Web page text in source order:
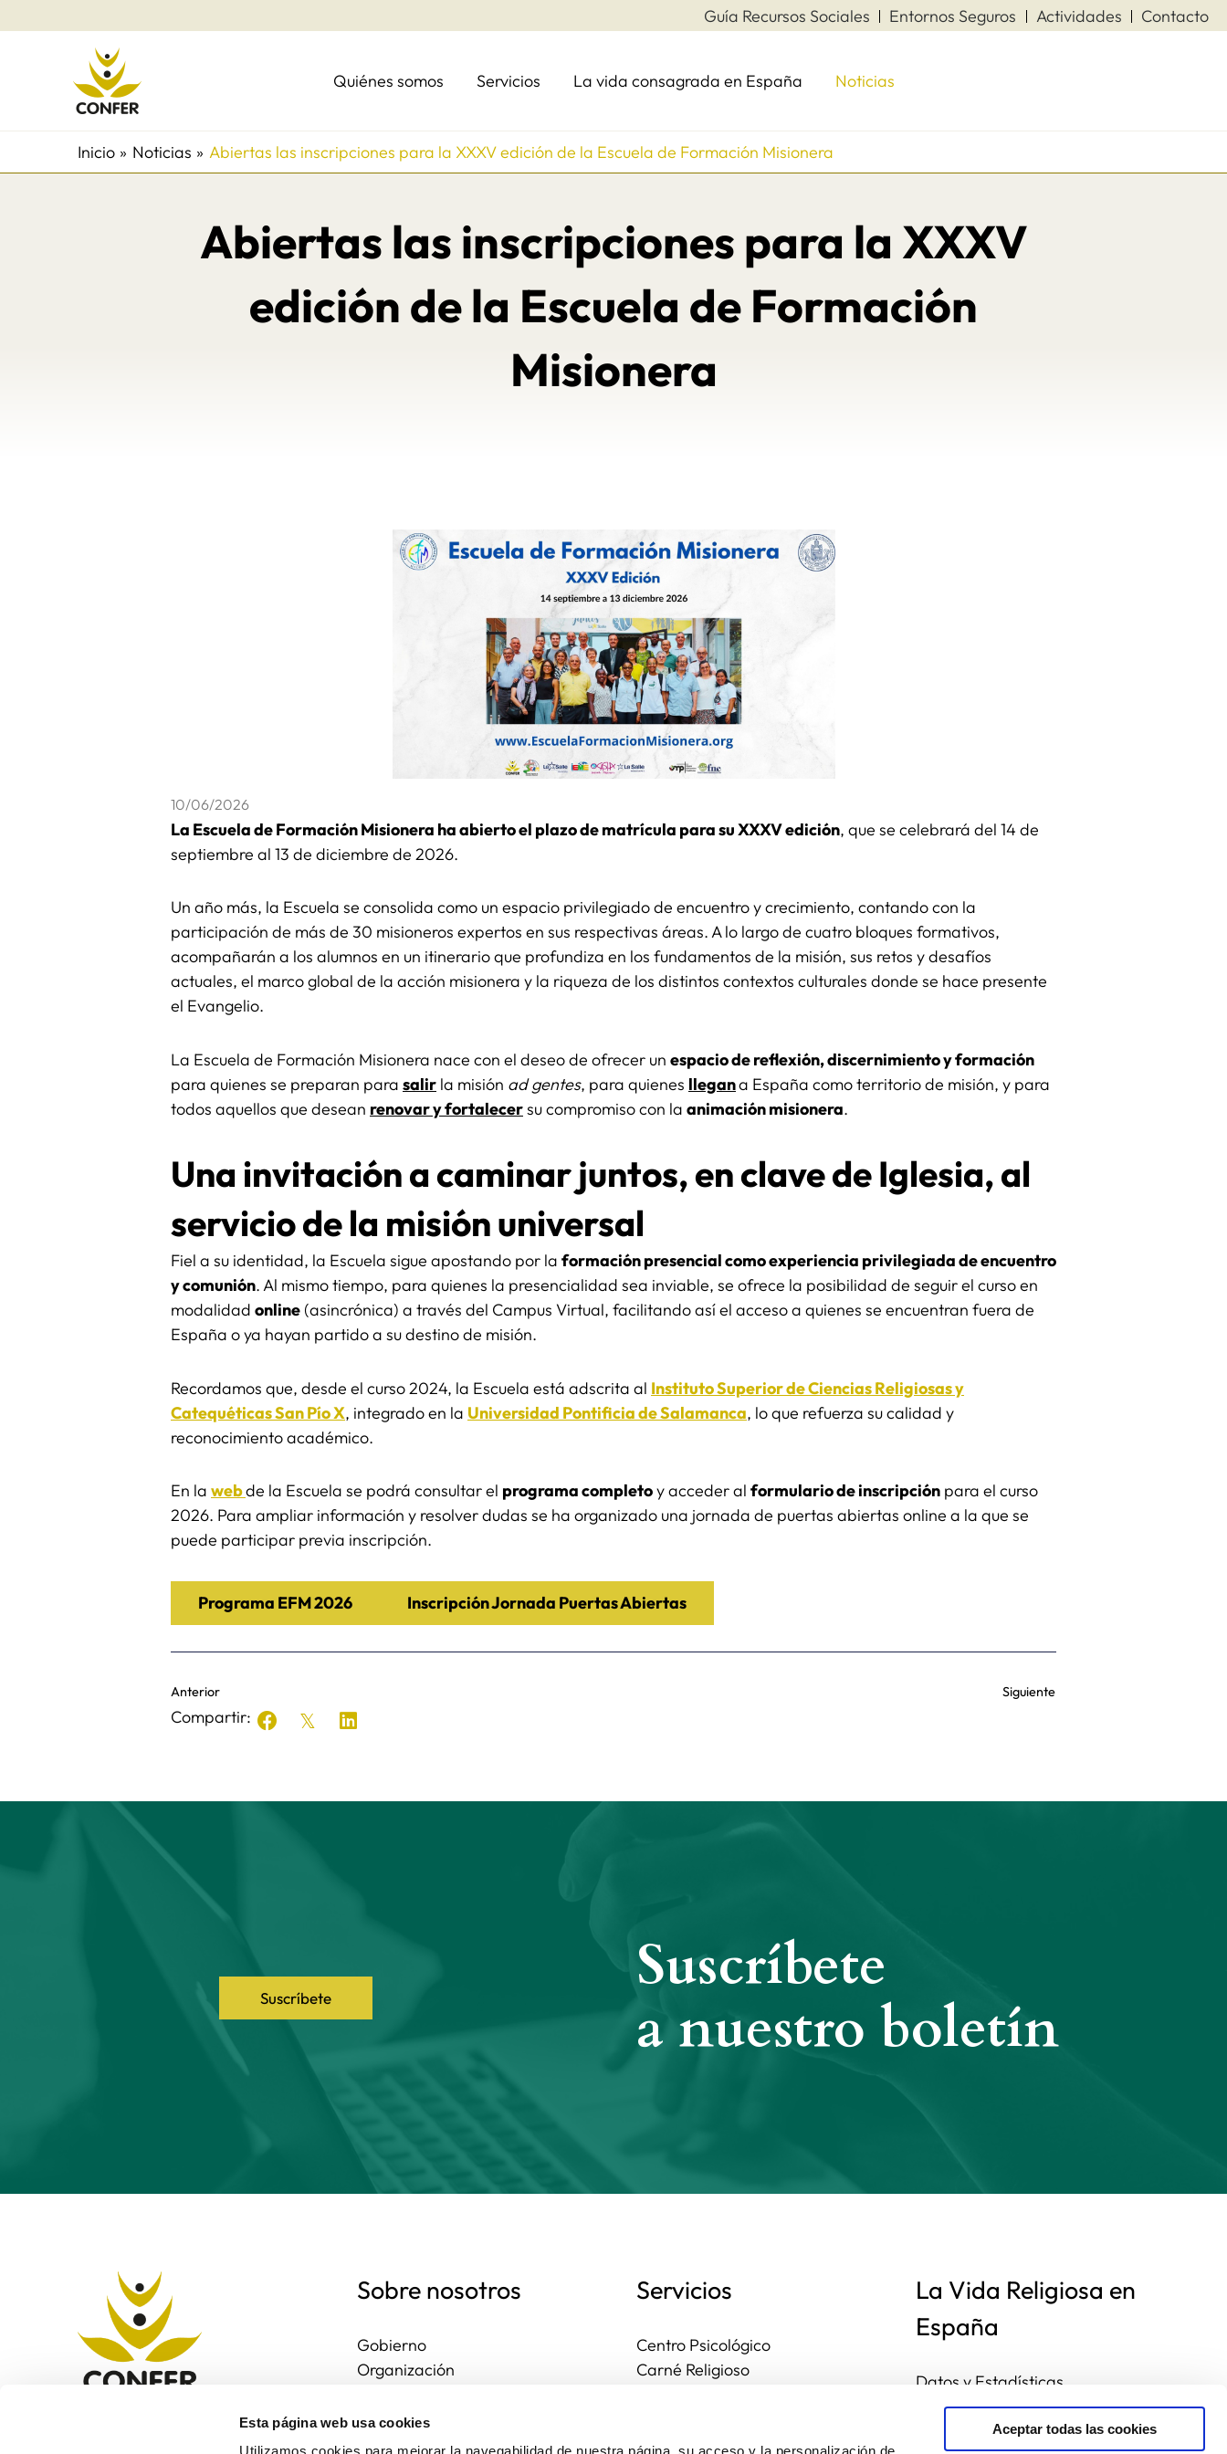
Esta página web usa cookies
Aceptar todas las cookies
al
Guía Recursos Sociales Entornos Seguros Actividades Contacto
Quiénes somos Servicios La vida consagrada en España Noticias
Inicio Noticias Abiertas las inscripciones para la XXXV edición de la Escuela de Formación Misionera
Abiertas las inscripciones para la XXXV
edición de la Escuela de Formación
Misionera
10/06/2026
La Escuela de Formación Misionera ha abierto el plazo de matrícula para su XXXV edición, que se celebrará del 14 de
septiembre al 13 de diciembre de 2026.
Un año más, la Escuela se consolida como un espacio privilegiado de encuentro y crecimiento, contando con la
participación de más de 30 misioneros expertos en sus respectivas áreas. A lo largo de cuatro bloques formativos,
acompañarán a los alumnos en un itinerario que profundiza en los fundamentos de la misión, sus retos y desafíos
actuales, el marco global de la acción misionera y la riqueza de los distintos contextos culturales donde se hace presente
el Evangelio.
La Escuela de Formación Misionera nace con el deseo de ofrecer un espacio de reflexión, discernimiento y formación
para quienes se preparan para salir la misión ad gentes, para quienes llegana España como territorio de misión, y para
todos aquellos que desean renovar y fortalecersu compromiso con la animación misionera.
Una invitación a caminar juntos, en clave de Iglesia, al
servicio de la misión universal
Fiel a su identidad, la Escuela sigue apostando por la formación presencial como experiencia privilegiada de encuentro
y comunión. Al mismo tiempo, para quienes la presencialidad sea inviable, se ofrece la posibilidad de seguir el curso en
modalidad online (asincrónica) a través del Campus Virtual, facilitando así el acceso a quienes se encuentran fuera de
España o ya hayan partido a su destino de misión.
Recordamos que, desde el curso 2024, la Escuela está adscrita al Instituto Superior de Ciencias Religiosas y
Catequéticas San Pío X, integrado en la Universidad Pontificia de Salamanca, lo que refuerza su calidad y
reconocimiento académico.
En la webde la Escuela se podrá consultar el programa completoy acceder al formulario de inscripción para el curso
2026. Para ampliar información y resolver dudas se ha organizado una jornada de puertas abiertas online a la que se
puede participar previa inscripción.
Programa EFM 2026 Inscripción Jornada Puertas Abiertas
Anterior Siguiente
Compartir:
Suscríbete
Suscríbete
a nuestro boletín
Sobre nosotros
Gobierno
Organización
Entornos seguros
Contacto
Servicios
Centro Psicológico
Carné Religioso
Actividades
La Vida Religiosa en
España
Datos y Estadísticas
Preguntas frecuentes
Mapa de congregaciones